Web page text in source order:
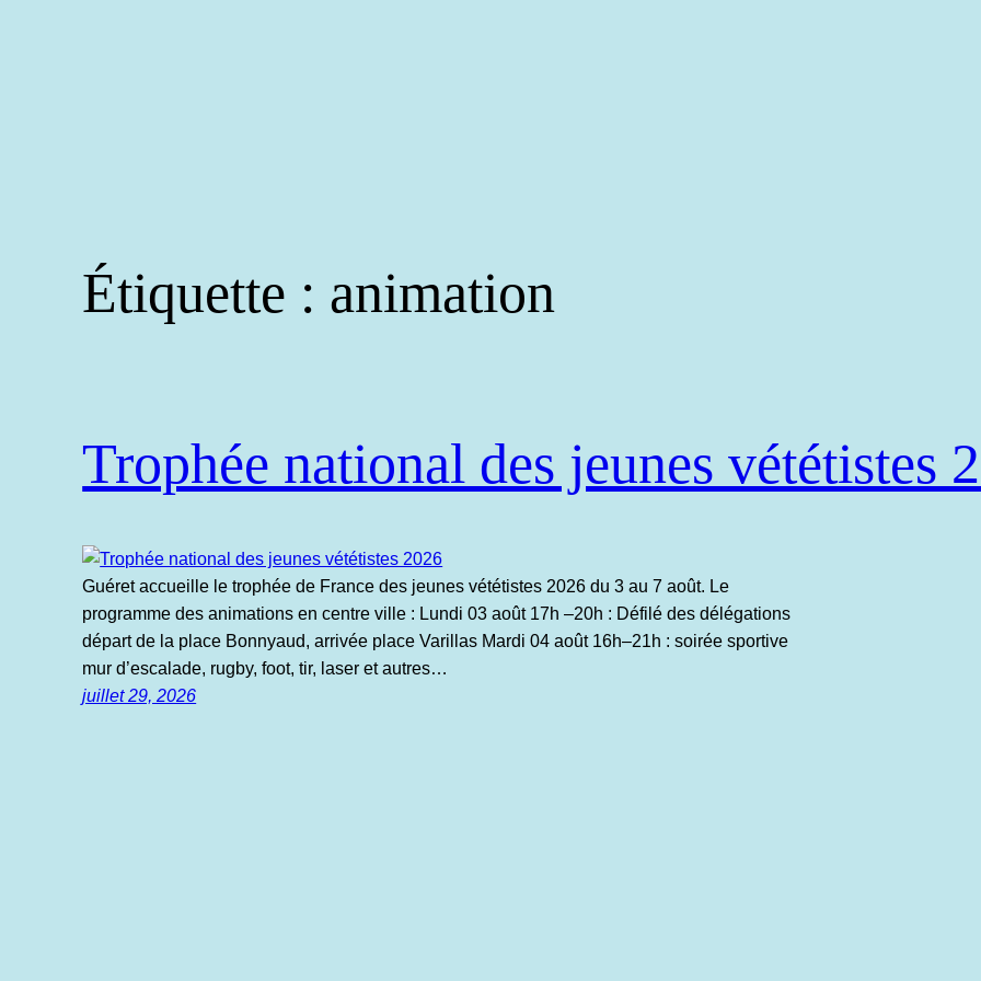
Étiquette : animation
Trophée national des jeunes vététistes
Guéret accueille le trophée de France des jeunes vététistes 2026 du 3 au 7 août. Le
programme des animations en centre ville : Lundi 03 août 17h –20h : Défilé des délégations
départ de la place Bonnyaud, arrivée place Varillas Mardi 04 août 16h–21h : soirée sportive
mur d’escalade, rugby, foot, tir, laser et autres…
juillet 29, 2026